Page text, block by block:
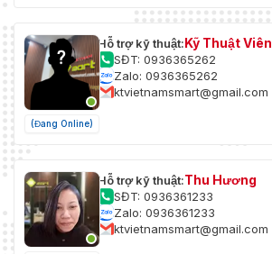
(Đang Online)
Hỗ trợ kỹ thuật:Kỹ Thuật Viên
SĐT: 0936365262
Zalo: 0936365262
ktvietnamsmart@gmail.com
Hỗ trợ kỹ thuật:Thu Hương
SĐT: 0936361233
Zalo: 0936361233
ktvietnamsmart@gmail.com